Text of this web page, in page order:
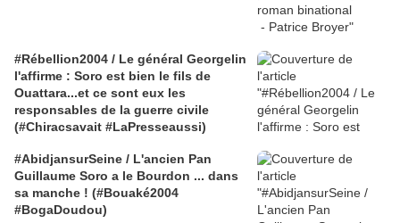
#Rébellion2004 / Le général Georgelin
l'affirme : Soro est bien le fils de
Ouattara...et ce sont eux les
responsables de la guerre civile
(#Chiracsavait #LaPresseaussi)
#AbidjansurSeine / L'ancien Pan
Guillaume Soro a le Bourdon ... dans
sa manche ! (#Bouaké2004
#BogaDoudou)